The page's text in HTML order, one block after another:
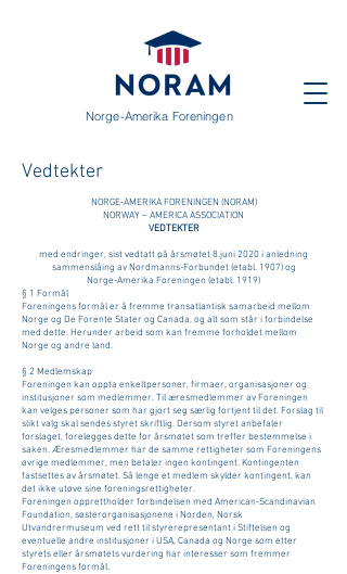
Norge-Amerika Foreningen
Vedtekter
NORGE-AMERIKA FORENINGEN (NORAM)
NORWAY – AMERICA ASSOCIATION
VEDTEKTER
med endringer, sist vedtatt på årsmøtet 8.juni 2020 i anledning
sammenslåing av Nordmanns-Forbundet (etabl. 1907) og
Norge-Amerika Foreningen (etabl. 1919)
§ 1 Formål
Foreningens formål er å fremme transatlantisk samarbeid mellom
Norge og De Forente Stater og Canada, og alt som står i forbindelse
med dette. Herunder arbeid som kan fremme forholdet mellom
Norge og andre land.
§ 2 Medlemskap
Foreningen kan oppta enkeltpersoner, firmaer, organisasjoner og
institusjoner som medlemmer. Til æresmedlemmer av Foreningen
kan velges personer som har gjort seg særlig fortjent til det. Forslag til
slikt valg skal sendes styret skriftlig. Dersom styret anbefaler
forslaget, forelegges dette for årsmøtet som treffer bestemmelse i
saken. Æresmedlemmer har de samme rettigheter som Foreningens
øvrige medlemmer, men betaler ingen kontingent. Kontingenten
fastsettes av årsmøtet. Så lenge et medlem skylder kontingent, kan
det ikke utøve sine foreningsrettigheter.
Foreningen opprettholder forbindelsen med American-Scandinavian
Foundation, søsterorganisasjonene i Norden, Norsk
Utvandrermuseum ved rett til styrerepresentant i Stiftelsen og
eventuelle andre institusjoner i USA, Canada og Norge som etter
styrets eller årsmøtets vurdering har interesser som fremmer
Foreningens formål.